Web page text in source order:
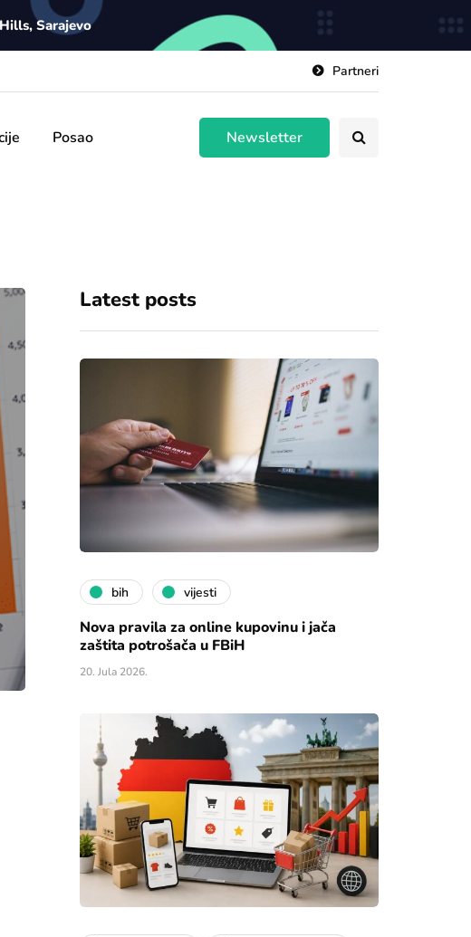
Sarajevo
Partneri
Posao Newsletter
Latest posts
bih vijesti
Nova pravila za online kupovinu i jača
zaštita potrošača u FBiH
20. Jula 2026.